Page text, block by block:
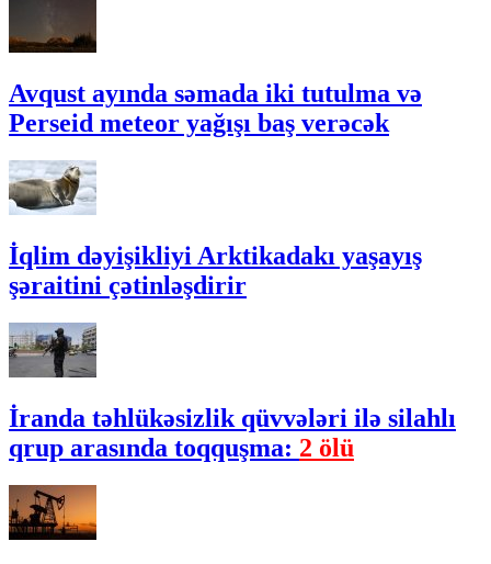
Avqust ayında səmada iki tutulma və
Perseid meteor yağışı baş verəcək
İqlim dəyişikliyi Arktikadakı yaşayış
şəraitini çətinləşdirir
İranda təhlükəsizlik qüvvələri ilə silahlı
qrup arasında toqquşma: 2 ölü